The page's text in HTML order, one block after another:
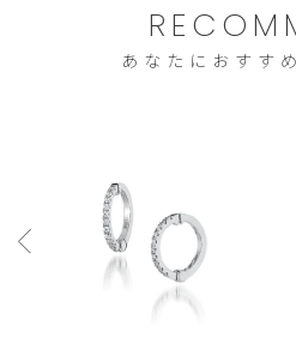
文
は
あなたにおすす